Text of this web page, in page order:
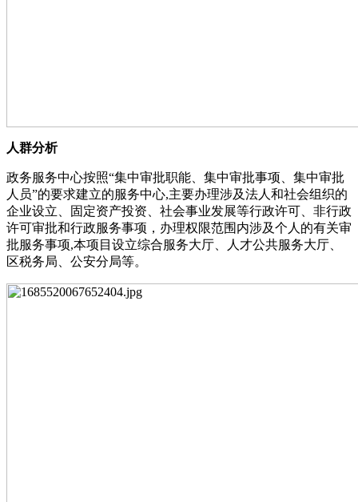
人群分析
政务服务中心按照“集中审批职能、集中审批事项、集中审批
人员”的要求建立的服务中心,主要办理涉及法人和社会组织的
企业设立、固定资产投资、社会事业发展等行政许可、非行政
许可审批和行政服务事项，办理权限范围内涉及个人的有关审
批服务事项,本项目设立综合服务大厅、人才公共服务大厅、
区税务局、公安分局等。